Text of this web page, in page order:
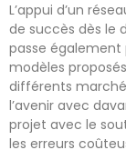
L’appui d’un
de succès dès le
passe également
modèles
différents
l’avenir avec
projet avec le
les erreurs